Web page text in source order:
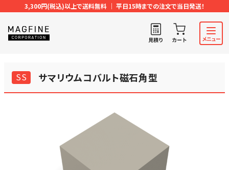
3,300円(税込)以上で送料無料 ｜ 平日15時までの注文で当日発送！
SS サマリウムコバルト磁石角型